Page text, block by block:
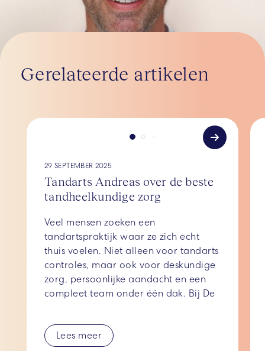
Gerelateerde artikelen
29 SEPTEMBER 2025
Tandarts Andreas over de beste
tandheelkundige zorg
Veel mensen zoeken een
tandartspraktijk waar ze zich echt
thuis voelen. Niet alleen voor tandarts
controles, maar ook voor deskundige
zorg, persoonlijke aandacht en een
compleet team onder één dak. Bij De
patiënten vaak verrast zijn door de
brede mogelijkheden die er onder
Lees meer